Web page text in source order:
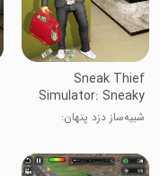
Sneak Thief
Simulator: Sneaky
Thief Robbing
Games
شبیه‌ساز دزد پنهان: